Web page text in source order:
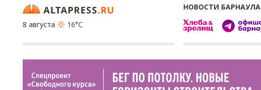
НОВОСТИ БАРНАУЛА
8 августа
16°C